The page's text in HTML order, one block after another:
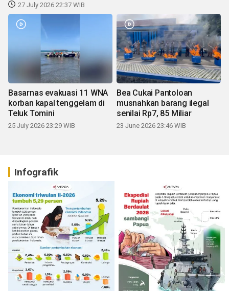
27 July 2026 22:37 WIB
Basarnas evakuasi 11 WNA
korban kapal tenggelam di
Teluk Tomini
25 July 2026 23:29 WIB
Bea Cukai Pantoloan
musnahkan barang ilegal
senilai Rp7, 85 Miliar
23 June 2026 23:46 WIB
Infografik